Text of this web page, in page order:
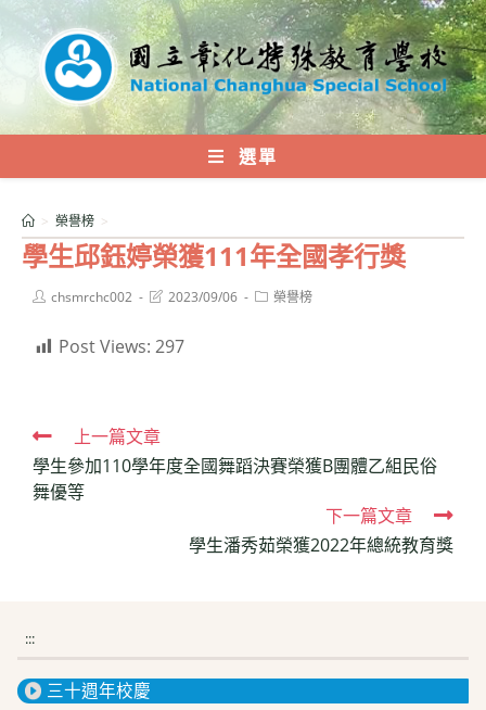
內
選單
學生邱鈺婷榮獲111年全國孝行獎
> 榮譽榜 >
Postchsmrchc002
Post2023/09/06
Post榮譽榜
Post Views: 297
Read
more
articles
上一篇文章
學生參加110學年度全國舞蹈決賽榮獲B團體乙組民俗
舞優等
下一篇文章
學生潘秀茹榮獲2022年總統教育獎
:::
三十週年校慶